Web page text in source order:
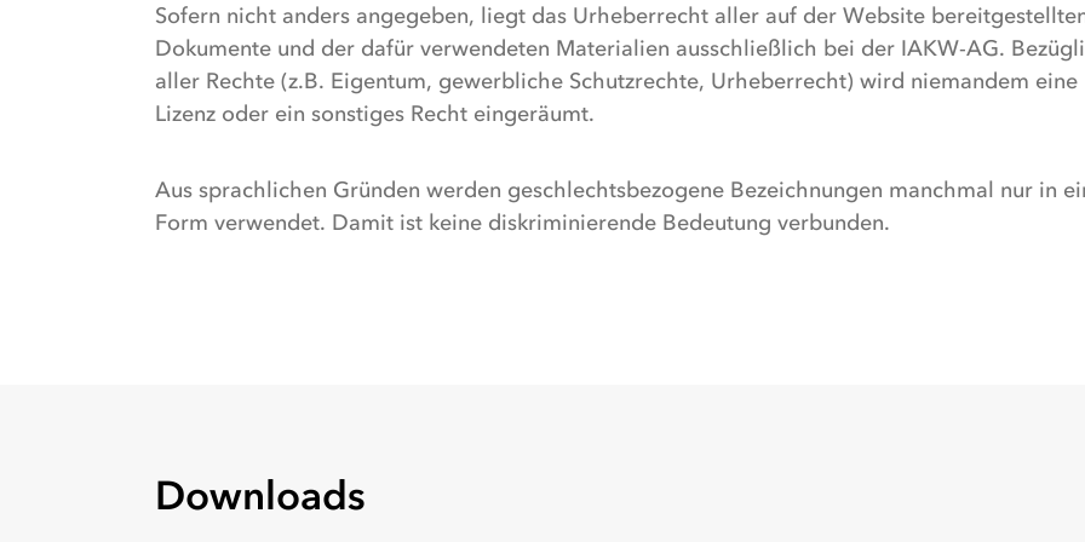
Sofern nicht anders angegeben, liegt das Urheberrecht aller auf der Website
Dokumente und der dafür verwendeten Materialien ausschließlich bei der IAKW-AG.
aller Rechte (z.B. Eigentum, gewerbliche Schutzrechte, Urheberrecht) wird niemandem eine
Lizenz oder ein sonstiges Recht eingeräumt.
Aus sprachlichen Gründen werden geschlechtsbezogene Bezeichnungen manchmal nur in
Form verwendet. Damit ist keine diskriminierende Bedeutung verbunden.
Downloads